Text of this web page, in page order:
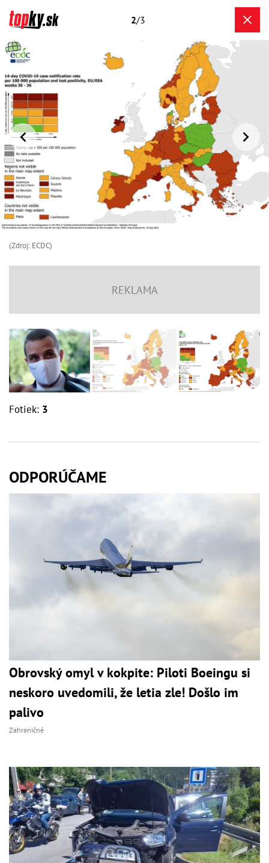
2/3
(Zdroj: ECDC)
Fotiek: 3
ODPORÚČAME
Obrovský omyl v kokpite: Piloti Boeingu si
neskoro uvedomili, že letia zle! Došlo im
palivo
Zahraničné